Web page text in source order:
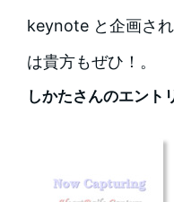
keynote と企画さ
は貴方もぜひ！。
しかたさんのエント